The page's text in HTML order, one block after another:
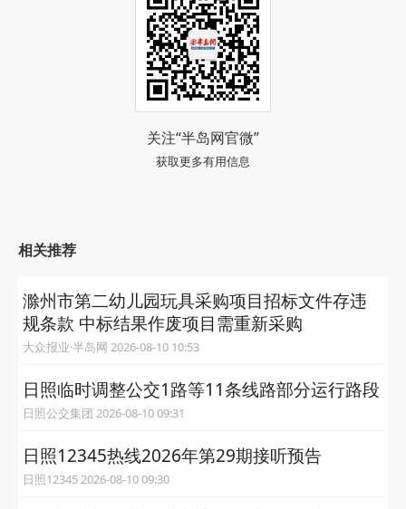
关注“半岛网官微”
获取更多有用信息
相关推荐
滁州市第二幼儿园玩具采购项目招标文件存违
规条款 中标结果作废项目需重新采购
大众报业·半岛网 2026-08-10 10:53
日照临时调整公交1路等11条线路部分运行路段
日照公交集团 2026-08-10 09:31
日照12345热线2026年第29期接听预告
日照12345 2026-08-10 09:30